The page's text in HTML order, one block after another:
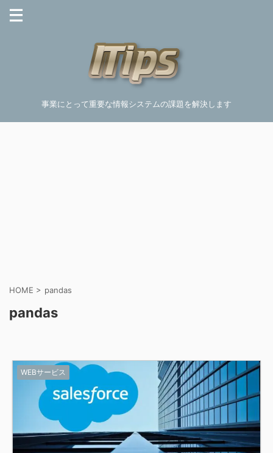
事業にとって重要な情報システムの課題を解決します
HOME > pandas
pandas
WEBサービス